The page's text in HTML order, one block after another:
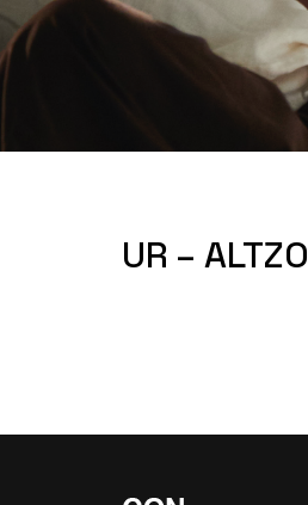
UR – ALTZO